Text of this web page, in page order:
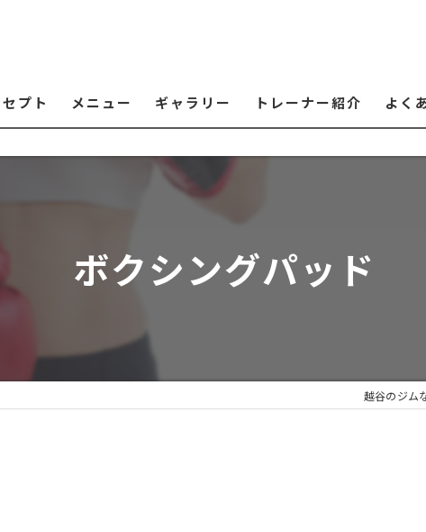
プト メニュー ギャラリー トレーナー紹介 よく
ボクシングパッド
越谷のジム